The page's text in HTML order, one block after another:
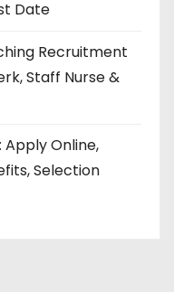
Date
Recruitment
Staff Nurse &
Apply Online,
Selection